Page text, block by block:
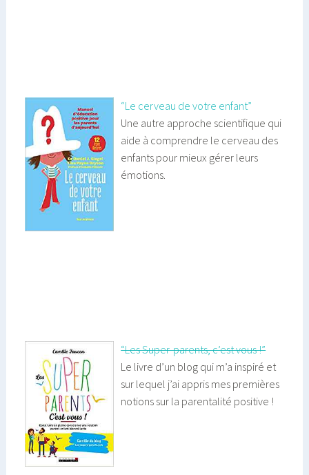
“Le cerveau de votre enfant”
Une autre approche scientifique qui
aide à comprendre le cerveau des
enfants pour mieux gérer leurs
émotions.
“Les Super-parents, c’est vous !”
Le livre d’un blog qui m’a inspiré et
sur lequel j’ai appris mes premières
notions sur la parentalité positive !